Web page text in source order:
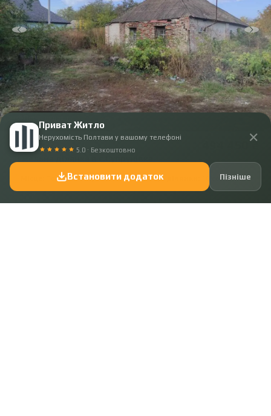
Приват Житло
Нерухомість Полтави у вашому телефоні
5.0 · Безкоштовно
✕
Встановити додаток Пізніше
Код: 41455 494 450 ₴
Полтава, Супрунівка Площа ділянки: 10 сот.